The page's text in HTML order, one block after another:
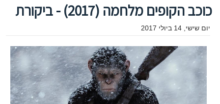
כוכב הקופים מלחמה (2017) - ביקורת
יום שישי, 14 ביולי 2017